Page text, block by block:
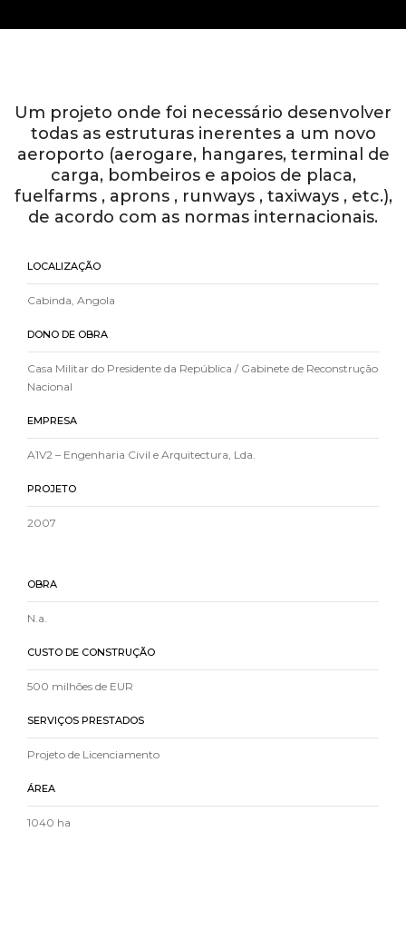
Um projeto onde foi necessário desenvolver
todas as estruturas inerentes a um novo
aeroporto (aerogare, hangares, terminal de
carga, bombeiros e apoios de placa,
fuelfarms , aprons , runways , taxiways , etc.),
de acordo com as normas internacionais.
LOCALIZAÇÃO
Cabinda, Angola
DONO DE OBRA
Casa Militar do Presidente da República / Gabinete de Reconstrução
Nacional
EMPRESA
A1V2 – Engenharia Civil e Arquitectura, Lda.
PROJETO
2007
OBRA
N.a.
CUSTO DE CONSTRUÇÃO
500 milhões de EUR
SERVIÇOS PRESTADOS
Projeto de Licenciamento
ÁREA
1040 ha